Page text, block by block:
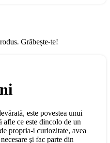
Grăbește-te!
este povestea unui
afle ce este dincolo de un
propria-i curiozitate, avea
şi fac parte din